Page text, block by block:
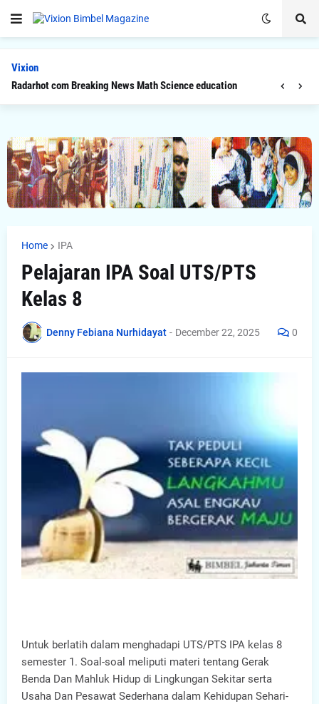
Vixion
Radarhot com Breaking News Math Science education
Home IPA
Pelajaran IPA Soal UTS/PTS
Kelas 8
Denny Febiana Nurhidayat - December 22, 2025 0
Untuk berlatih dalam menghadapi UTS/PTS IPA kelas 8
semester 1. Soal-soal meliputi materi tentang Gerak
Benda Dan Mahluk Hidup di Lingkungan Sekitar serta
Usaha Dan Pesawat Sederhana dalam Kehidupan Sehari-